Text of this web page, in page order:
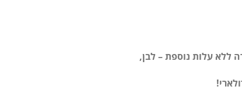
ללא עלות נוספת – לבן,